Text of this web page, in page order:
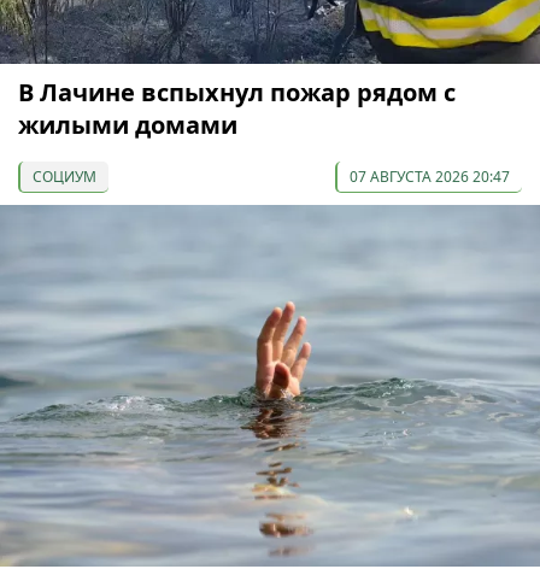
В Лачине вспыхнул пожар рядом с
жилыми домами
СОЦИУМ 07 АВГУСТА 2026 20:47